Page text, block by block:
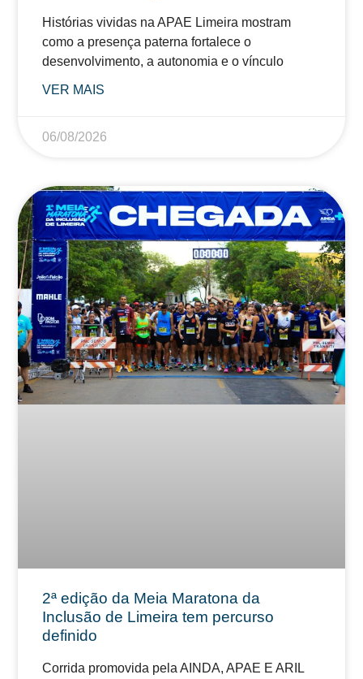
Histórias vividas na APAE Limeira mostram
como a presença paterna fortalece o
desenvolvimento, a autonomia e o vínculo
VER MAIS
06/08/2026
2ª edição da Meia Maratona da
Inclusão de Limeira tem percurso
definido
Corrida promovida pela AINDA, APAE E ARIL